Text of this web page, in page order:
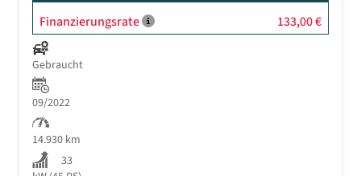
Finanzierungsrate 133,00 €
Gebraucht
09/2022
14.930 km
33